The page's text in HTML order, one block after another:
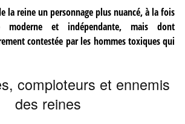
la reine un personnage plus nuancé, à la fois
moderne et indépendante, mais dont
contestée par les hommes toxiques qui
comploteurs et ennemis
des reines